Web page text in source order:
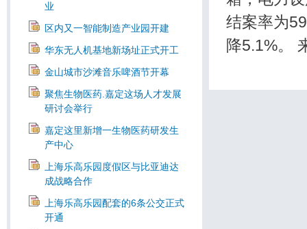
业
区内又一智能制造产业园开建
华东无人机基地新场址正式开工
金山城市沙滩音乐啤酒节开幕
聚焦生物医药.嘉定这场人才发展
研讨会举行
嘉定这里新增一生物医药研发生
产中心
上海乐高乐园度假区与比亚迪达
成战略合作
上海乐高乐园配套的6条公交正式
开通
结案率为
降5.1%。